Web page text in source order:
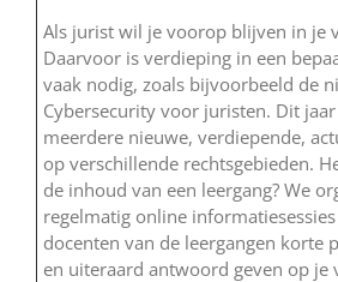
Als jurist wil je voorop blijven in je
Daarvoor is verdieping in een
vaak nodig, zoals bijvoorbeeld de
Cybersecurity voor juristen. Dit
meerdere nieuwe, verdiepende,
op verschillende rechtsgebieden.
de inhoud van een leergang? We
regelmatig online
docenten van de leergangen korte
en uiteraard antwoord geven op je